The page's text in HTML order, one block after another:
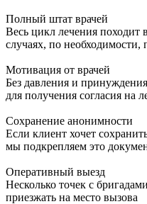
Полный штат врачей
Весь цикл лечения
случаях, по необходимости,
Мотивация от врачей
Без давления и
для получения согласия на
Сохранение анонимности
Если клиент хочет
мы подкрепляем это
Оперативный выезд
Несколько точек с
приезжать на место вызова